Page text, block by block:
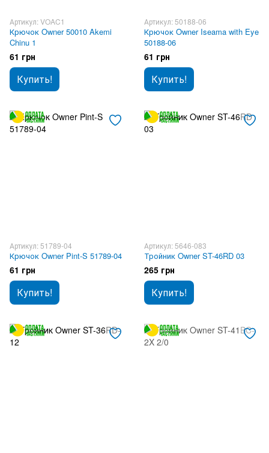
Артикул: VOAC1
Крючок Owner 50010 Akemi
Chinu 1
61 грн
Купить!
Артикул: 50188-06
Крючок Owner Iseama with Eye
50188-06
61 грн
Купить!
Артикул: 51789-04
Крючок Owner Pint-S 51789-04
61 грн
Купить!
Артикул: 5646-083
Тройник Owner ST-46RD 03
265 грн
Купить!